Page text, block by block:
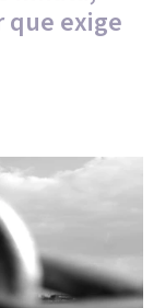
exige